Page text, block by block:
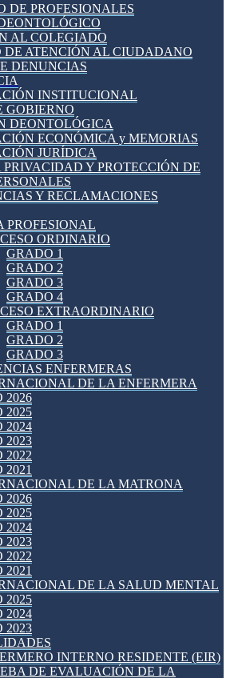
DE PROFESIONALES
AL COLEGIADO
DE ATENCIÓN AL CIUDADANO
DENUNCIAS
INSTITUCIONAL
GOBIERNO
DEONTOLÓGICA
ECONÓMICA y MEMORIAS
JURÍDICA
Y PROTECCIÓN DE
Y RECLAMACIONES
PROFESIONAL
ORDINARIO
GRADO 1
GRADO 2
GRADO 3
GRADO 4
EXTRAORDINARIO
GRADO 1
GRADO 2
GRADO 3
ENFERMERAS
DE LA ENFERMERA
2026
2025
2024
2023
2022
2021
DE LA MATRONA
2026
2025
2024
2023
2022
2021
DE LA SALUD MENTAL
2025
2024
2023
INTERNO RESIDENTE (EIR)
DE EVALUACIÓN DE LA